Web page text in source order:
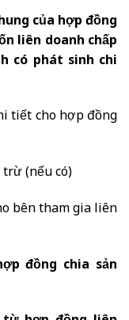
của hợp đồng
liên doanh chấp
có phát sinh chi
tiết cho hợp đồng
(nếu có)
bên tham gia liên
đồng chia sản